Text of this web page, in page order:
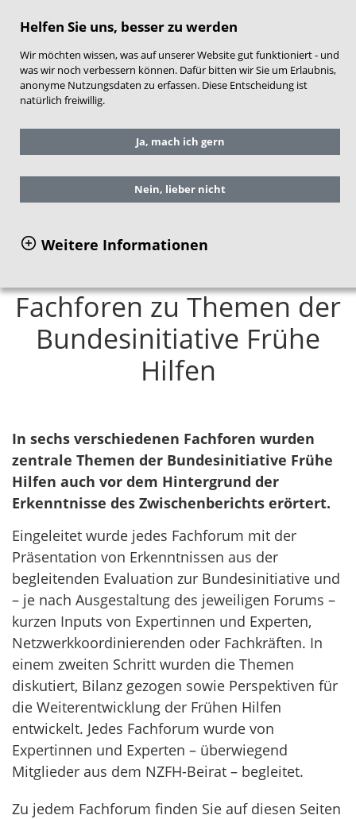
Helfen Sie uns, besser zu werden
Wir möchten wissen, was auf unserer Website gut funktioniert - und
was wir noch verbessern können. Dafür bitten wir Sie um Erlaubnis,
anonyme Nutzungsdaten zu erfassen. Diese Entscheidung ist
natürlich freiwillig.
Ja, mach ich gern
Nein, lieber nicht
Weitere Informationen
Sie befinden sich hier: Service
Veranstaltungen
Dokumentationen
Fachforen zu Themen der Bundesinitiative
Fachforen zu Themen der
Bundesinitiative Frühe
Hilfen
In sechs verschiedenen Fachforen wurden
zentrale Themen der Bundesinitiative Frühe
Hilfen auch vor dem Hintergrund der
Erkenntnisse des Zwischenberichts erörtert.
Eingeleitet wurde jedes Fachforum mit der
Präsentation von Erkenntnissen aus der
begleitenden Evaluation zur Bundesinitiative und
– je nach Ausgestaltung des jeweiligen Forums –
kurzen Inputs von Expertinnen und Experten,
Netzwerkkoordinierenden oder Fachkräften. In
einem zweiten Schritt wurden die Themen
diskutiert, Bilanz gezogen sowie Perspektiven für
die Weiterentwicklung der Frühen Hilfen
entwickelt. Jedes Fachforum wurde von
Expertinnen und Experten – überwiegend
Mitglieder aus dem NZFH-Beirat – begleitet.
Zu jedem Fachforum finden Sie auf diesen Seiten